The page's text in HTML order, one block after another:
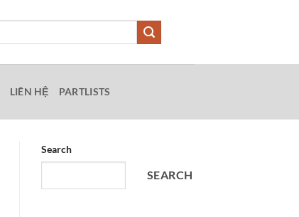
LIÊN HỆ PARTLISTS
Search
SEARCH